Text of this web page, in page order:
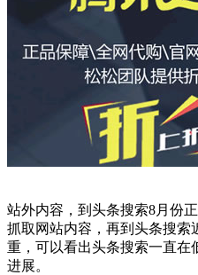
站外内容，到头条搜索8月份
抓取网站内容，再到头条搜索
重，可以看出头条搜索一直在
进展。